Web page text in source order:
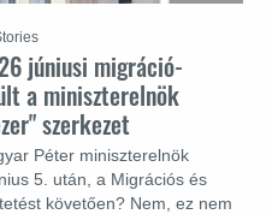
júniusi migráció-
a miniszterelnök
szerkezet
Péter miniszterelnök
5. után, a Migrációs és
követően? Nem, ez nem